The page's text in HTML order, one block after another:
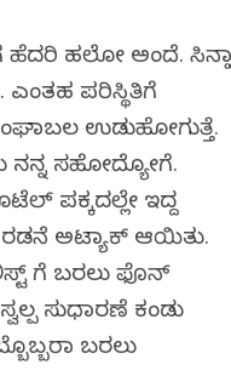
ಹೆದರಿ ಹಲೋ ಅಂದೆ.
ಎಂತಹ ಪರಿಸ್ಥಿತಿಗೆ
ಉಡುಗಿಹೋಗುತ್ತೆ.
ನನ್ನ ಸಹೋದ್ಯೋಗಿಗೆ.
ಪಕ್ಕದಲ್ಲೇ ಇದ್ದ
ಎರಡನೆ ಅಟ್ಯಾಕ್ ಆಯಿತು.
ಗೆ ಬರಲು ಫೊನ್
ಸುಧಾರಣೆ ಕಂಡು
ಬರಲು